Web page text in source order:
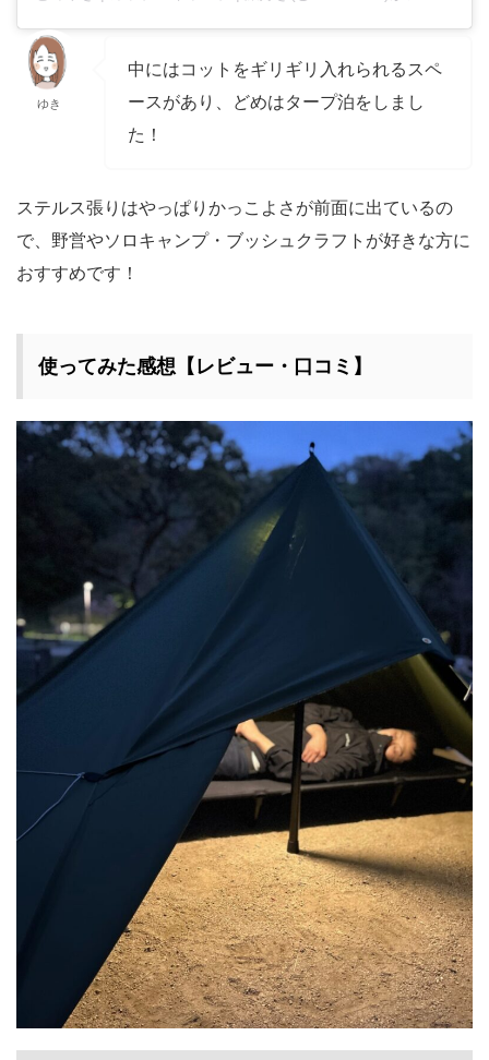
ゆき
中にはコットをギリギリ入れられるスペ
ースがあり、どめはタープ泊をしまし
た！
ステルス張りはやっぱりかっこよさが前面に出ているの
で、野営やソロキャンプ・ブッシュクラフトが好きな方に
おすすめです！
使ってみた感想【レビュー・口コミ】